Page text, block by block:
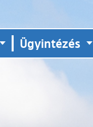
Ügyintézés